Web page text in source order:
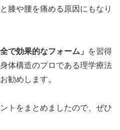
膝や腰を痛める原因にもなり
全で効果的なフォーム」
を習得
体構造のプロである理学療法
勧めします。
トをまとめましたので、ぜひ